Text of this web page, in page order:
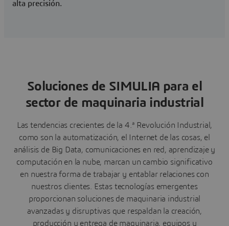
alta precisión.
Soluciones de SIMULIA para el
sector de maquinaria industrial
Las tendencias crecientes de la 4.ª Revolución Industrial,
como son la automatización, el Internet de las cosas, el
análisis de Big Data, comunicaciones en red, aprendizaje y
computación en la nube, marcan un cambio significativo
en nuestra forma de trabajar y entablar relaciones con
nuestros clientes. Estas tecnologías emergentes
proporcionan soluciones de maquinaria industrial
avanzadas y disruptivas que respaldan la creación,
producción y entrega de maquinaria, equipos y